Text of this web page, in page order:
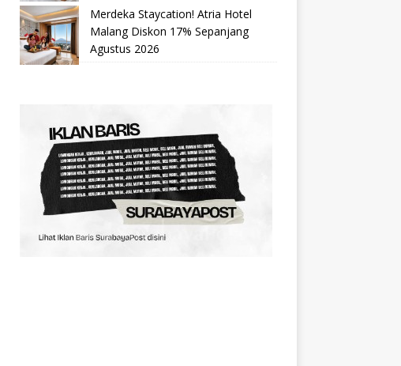
Merdeka Staycation! Atria Hotel
Malang Diskon 17% Sepanjang
Agustus 2026